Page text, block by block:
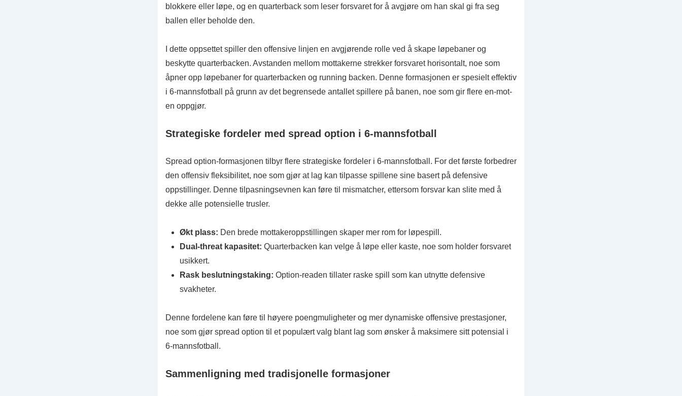
blokkere eller løpe, og en quarterback som leser forsvaret for å avgjøre om han skal gi fra seg
ballen eller beholde den.
I dette oppsettet spiller den offensive linjen en avgjørende rolle ved å skape løpebaner og
beskytte quarterbacken. Avstanden mellom mottakerne strekker forsvaret horisontalt, noe som
åpner opp løpebaner for quarterbacken og running backen. Denne formasjonen er spesielt effektiv
i 6-mannsfotball på grunn av det begrensede antallet spillere på banen, noe som gir flere en-mot-
en oppgjør.
Strategiske fordeler med spread option i 6-mannsfotball
Spread option-formasjonen tilbyr flere strategiske fordeler i 6-mannsfotball. For det første forbedrer
den offensiv fleksibilitet, noe som gjør at lag kan tilpasse spillene sine basert på defensive
oppstillinger. Denne tilpasningsevnen kan føre til mismatcher, ettersom forsvar kan slite med å
dekke alle potensielle trusler.
Økt plass: Den brede mottakeroppstillingen skaper mer rom for løpespill.
Dual-threat kapasitet: Quarterbacken kan velge å løpe eller kaste, noe som holder forsvaret
usikkert.
Rask beslutningstaking: Option-readen tillater raske spill som kan utnytte defensive
svakheter.
Denne fordelene kan føre til høyere poengmuligheter og mer dynamiske offensive prestasjoner,
noe som gjør spread option til et populært valg blant lag som ønsker å maksimere sitt potensial i
6-mannsfotball.
Sammenligning med tradisjonelle formasjoner